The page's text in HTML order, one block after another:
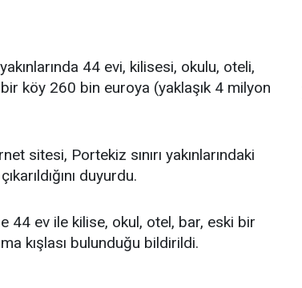
44 evi, kilisesi, okulu, oteli,
köy 260 bin euroya (yaklaşık 4 milyon
sitesi, Portekiz sınırı yakınlarındaki
duyurdu.
44 ev ile kilise, okul, otel, bar, eski bir
kışlası bulunduğu bildirildi.